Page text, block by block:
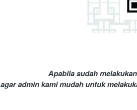
Apabila sudah
agar admin kami mudah untuk